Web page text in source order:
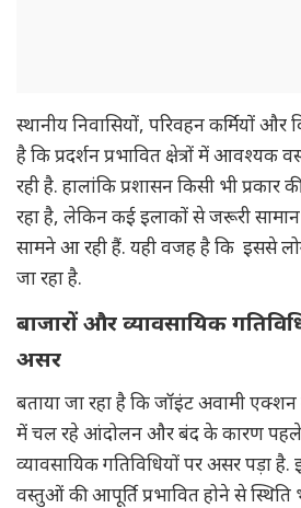
स्थानीय निवासियों, परिवहन कर्मियों
है कि प्रदर्शन प्रभावित क्षेत्रों में आवश्यक
रही है. हालांकि प्रशासन किसी भी प्रकार
रहा है, लेकिन कई इलाकों से जरूरी
सामने आ रही हैं. यही वजह है कि इससे
जा रहा है.
बाजारों और व्यावसायिक
असर
बताया जा रहा है कि जॉइंट अवामी
में चल रहे आंदोलन और बंद के कारण पहले
व्यावसायिक गतिविधियों पर असर
वस्तुओं की आपूर्ति प्रभावित होने से